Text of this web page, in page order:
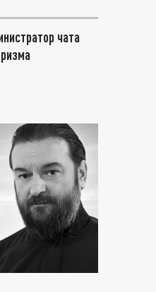
чата